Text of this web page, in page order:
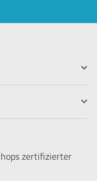
zertifizierter